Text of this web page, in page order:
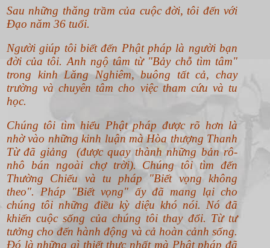
Sau những thăng trầm của cuộc đời, tôi đến với
Đạo năm 36 tuổi.
Người giúp tôi biết đến Phật pháp là người bạn
đời của tôi. Anh ngộ tâm từ "Bảy chỗ tìm tâm"
trong kinh Lăng Nghiêm, buông tất cả, chay
trường và chuyên tâm cho việc tham cứu và tu
học.
Chúng tôi tìm hiểu Phật pháp được rõ hơn là
nhờ vào những kinh luận mà Hòa thượng Thanh
Từ đã giảng (được quay thành những bản rô-
nhô bán ngoài chợ trời). Chúng tôi tìm đến
Thường Chiếu và tu pháp "Biết vọng không
theo".Pháp "Biết vọng" ấy đã mang lại cho
chúng tôi những điều kỳ diệu khó nói. Nó đã
khiến cuộc sống của chúng tôi thay đổi. Từ tư
tưởng cho đến hành động và cả hoàn cảnh sống.
Đó là những gì thiết thực nhất mà Phật pháp đã